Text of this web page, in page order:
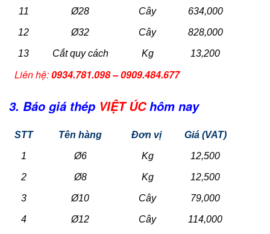
11 Ø28 Cây 634,000
12 Ø32 Cây 828,000
13 Cắt quy cách Kg 13,200
Liên hệ:0934.781.098 – 0909.484.677
3. Báo giá thép VIỆT ÚChôm nay
STT Tên hàng Đơn vị Giá (VAT)
1 Ø6 Kg 12,500
2 Ø8 Kg 12,500
3 Ø10 Cây 79,000
4 Ø12 Cây 114,000